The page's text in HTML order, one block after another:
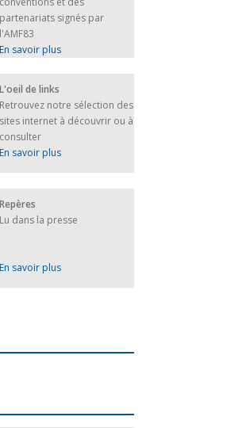
partenariats signés par
l'AMF83
En savoir plus
L'oeil de links
Retrouvez notre sélection des
sites internet à découvrir ou à
consulter
En savoir plus
Repères
Lu dans la presse
En savoir plus